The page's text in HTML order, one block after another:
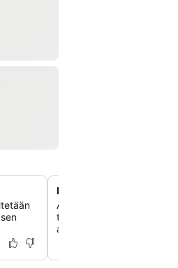
Lasten oma roiskekenttä
Anna perheen pienimpien
taaperoaltaassa ja
aktiviteetit, kuten